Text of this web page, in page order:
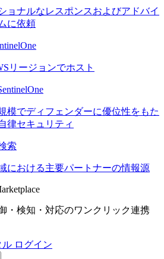
ョナルなレスポンスおよびアドバイ
に依頼
リージョンでホスト
模でディフェンダーに優位性をもた
律セキュリティ
索
における主要パートナーの情報源
・検知・対応のワンクリック連携
ログイン